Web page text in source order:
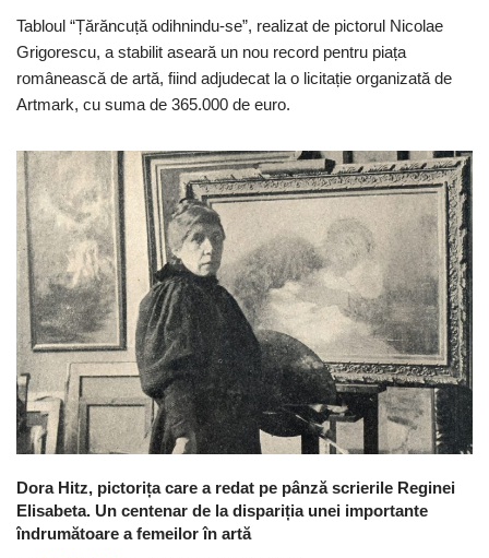
Tabloul “Țărăncuță odihnindu-se”, realizat de pictorul Nicolae
Grigorescu, a stabilit aseară un nou record pentru piața
românească de artă, fiind adjudecat la o licitație organizată de
Artmark, cu suma de 365.000 de euro.
Dora Hitz, pictorița care a redat pe pânză scrierile Reginei
Elisabeta. Un centenar de la dispariția unei importante
îndrumătoare a femeilor în artă